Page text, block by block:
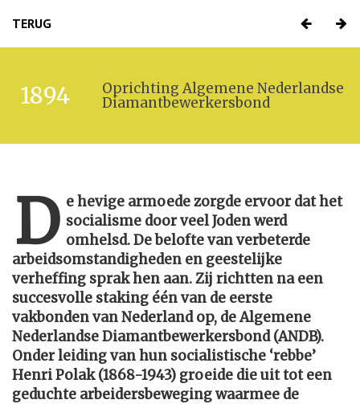
TERUG
1894
Oprichting Algemene Nederlandse
Diamantbewerkersbond
D e hevige armoede zorgde ervoor dat het
socialisme door veel Joden werd
omhelsd. De belofte van verbeterde
arbeidsomstandigheden en geestelijke
verheffing sprak hen aan. Zij richtten na een
succesvolle staking één van de eerste
vakbonden van Nederland op, de Algemene
Nederlandse Diamantbewerkersbond (ANDB).
Onder leiding van hun socialistische ‘rebbe’
Henri Polak (1868-1943) groeide die uit tot een
geduchte arbeidersbeweging waarmee de